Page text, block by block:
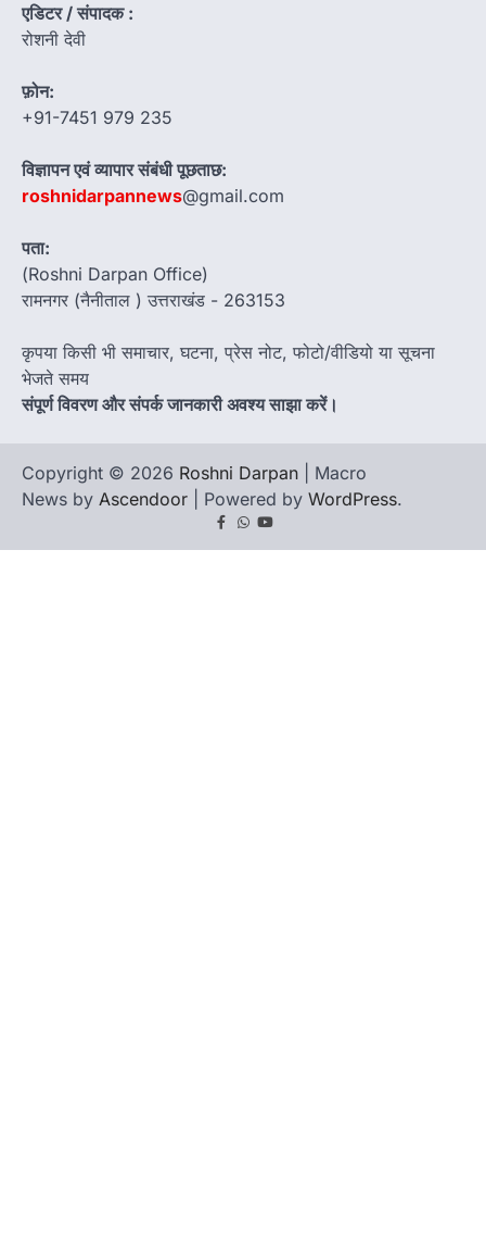
एडिटर / संपादक :
रोशनी देवी
फ़ोन:
+91-7451 979 235
विज्ञापन एवं व्यापार संबंधी पूछताछ:
roshnidarpannews@gmail.com
पता:
(Roshni Darpan Office)
रामनगर (नैनीताल ) उत्तराखंड - 263153
कृपया किसी भी समाचार, घटना, प्रेस नोट, फोटो/वीडियो या सूचना
भेजते समय
संपूर्ण विवरण और संपर्क जानकारी अवश्य साझा करें।
Copyright © 2026 Roshni Darpan | Macro
News by Ascendoor | Powered by WordPress.
Facebook
Whatsapp
youtube